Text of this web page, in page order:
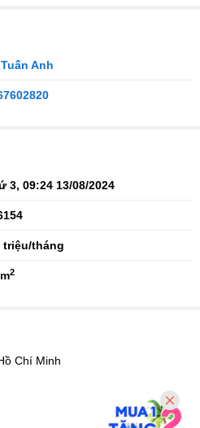
Anh
3, 09:24 13/08/2024
triệu/tháng
2
Chí Minh